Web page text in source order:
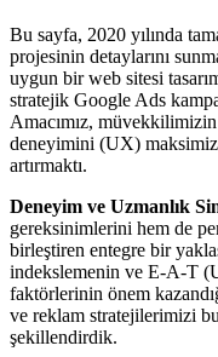
Bu sayfa, 2020 yılında
projesinin detaylarını
uygun bir web sitesi
stratejik Google Ads
Amacımız,
deneyimini (UX)
artırmaktı.
Deneyim ve Uzmanlık
gereksinimlerini hem de
birleştiren entegre bir
indekslemenin ve E-A-T
faktörlerinin önem
ve reklam stratejilerimizi
şekillendirdik.